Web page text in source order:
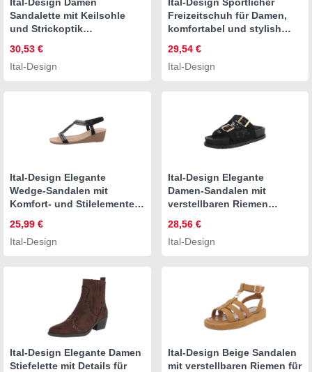
Sandalette mit Keilsohle
und Strickoptik
(91849501)
Keilabsatz/Wedge
30,53 €
Ital-Design
Freizeitschuh für Damen,
komfortabel und stylish
Keilabsatz/Wedge Sneakers
Low in Weiß
29,54 €
Ital-Design
Ital-Design Elegante
Wedge-Sandalen mit
Komfort- und Stilelementen
Keilabsatz/Wedge
Keilsandaletten in Schwarz
25,99 €
Ital-Design
Ital-Design Elegante
Damen-Sandalen mit
verstellbaren Riemen
Pantoletten in Schwarz
28,56 €
Ital-Design
Ital-Design Elegante Damen
Stiefelette mit Details für
Ital-Design Beige Sandalen
mit verstellbaren Riemen für